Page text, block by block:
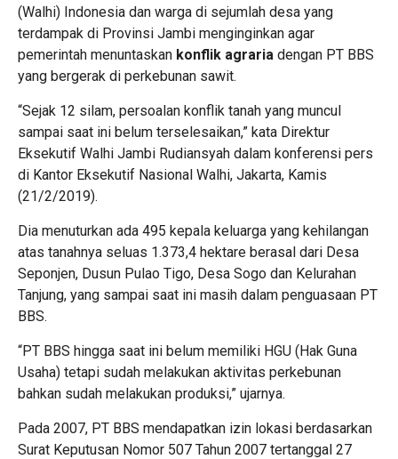
(Walhi) Indonesia dan warga di sejumlah desa yang
terdampak di Provinsi Jambi menginginkan agar
pemerintah menuntaskan konflik agraria dengan PT BBS
yang bergerak di perkebunan sawit.
“Sejak 12 silam, persoalan konflik tanah yang muncul
sampai saat ini belum terselesaikan,” kata Direktur
Eksekutif Walhi Jambi Rudiansyah dalam konferensi pers
di Kantor Eksekutif Nasional Walhi, Jakarta, Kamis
(21/2/2019).
Dia menuturkan ada 495 kepala keluarga yang kehilangan
atas tanahnya seluas 1.373,4 hektare berasal dari Desa
Seponjen, Dusun Pulao Tigo, Desa Sogo dan Kelurahan
Tanjung, yang sampai saat ini masih dalam penguasaan PT
BBS.
“PT BBS hingga saat ini belum memiliki HGU (Hak Guna
Usaha) tetapi sudah melakukan aktivitas perkebunan
bahkan sudah melakukan produksi,” ujarnya.
Pada 2007, PT BBS mendapatkan izin lokasi berdasarkan
Surat Keputusan Nomor 507 Tahun 2007 tertanggal 27